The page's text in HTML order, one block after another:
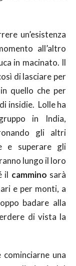
un’esistenza
all’altro
in macinato. Il
di lasciare per
quello che per
insidie. Lolle ha
in India,
gli altri
e superare gli
lungo il loro
il cammino sarà
e per monti, a
badare alla
di vista la
una